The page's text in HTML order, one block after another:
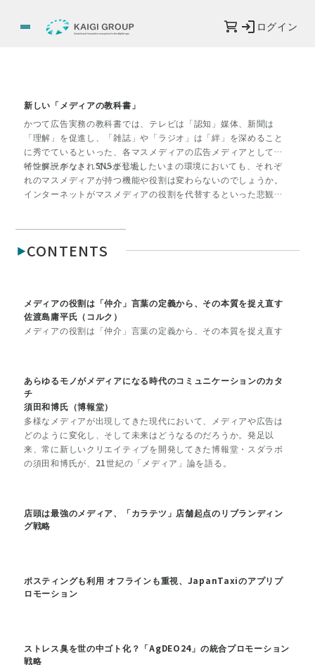
ログイン
新しい「メディアの教科書」
かつて広告実務の教科書では、テレビは「認知」媒体、新聞は
「理解」を促進し、「雑誌」や「ラジオ」は「絆」を深めること
に秀でているといった、各マスメディアの広告メディアとしての
特性解説がなされていました。
インターネット、SNSが登場したいまの環境においても、それぞ
れのマスメディアが持つ機能や役割は変わらないのでしょうか。
インターネットがマスメディアの役割を代替するといった悲観論
る「主要メディアの役割」を各界の有識者が再定義。さらに広告
CONTENTS
メディアの役割は「仲介」言葉の定義から、その本質を捉え直す
佐渡島庸平氏（コルク）
メディアの役割は「仲介」言葉の定義から、その本質を捉え直す
あらゆるモノがメディアになる時代のコミュニケーションのカタ
チ
須田和博氏（博報堂）
多様なメディアが出現してきた現代において、メディアや広告は
どのように変化し、そして未来はどうなるのだろうか。発足以
来、常に新しいクリエイティブを開発してきた博報堂・スダラボ
の須田和博氏が、21世紀の「メディア」論を語る。
店頭は最強のメディア、「カラテツ」店舗起点のリブランディン
グ戦略
ポスティングも利用 オフラインも重視、JapanTaxiのアプリプ
ロモーション
ストレス臭を世の中ゴト化？「AgDEO24」の統合プロモーション
戦略